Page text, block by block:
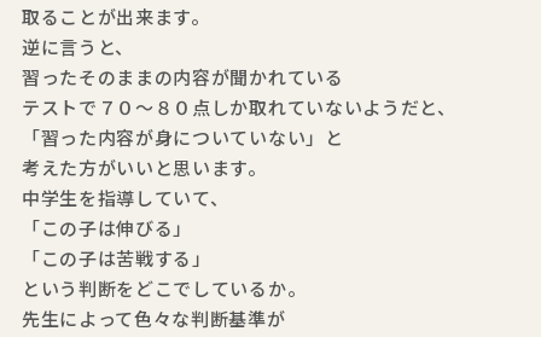
取ることが出来ます。
逆に言うと、
習ったそのままの内容が聞かれている
テストで７０～８０点しか取れていないようだと、
「習った内容が身についていない」と
考えた方がいいと思います。
中学生を指導していて、
「この子は伸びる」
「この子は苦戦する」
という判断をどこでしているか。
先生によって色々な判断基準が